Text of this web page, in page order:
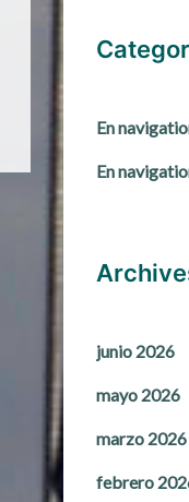
En
En
junio 2026
mayo 2026
marzo 2026
febrero